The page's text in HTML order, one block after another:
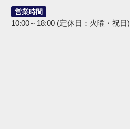
営業時間
10:00～18:00 (定休日：火曜・祝日)